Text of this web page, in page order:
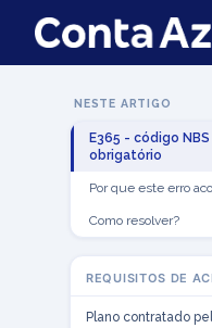
NESTE ARTIGO
E365 - código
obrigatório
Por que este erro
Como resolver?
REQUISITOS DE
Plano contratado